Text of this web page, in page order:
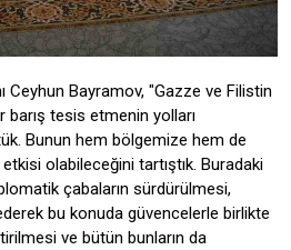
Ceyhun Bayramov, "Gazze ve Filistin
tesis etmenin yolları
Bunun hem bölgemize hem de
olabileceğini tartıştık. Buradaki
çabaların sürdürülmesi,
bu konuda güvencelerle birlikte
ve bütün bunların da